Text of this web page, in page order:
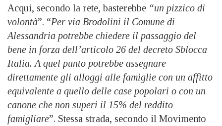
Acqui, secondo la rete, basterebbe “un pizzico di
volontà”. “Per via Brodolini il Comune di
Alessandria potrebbe chiedere il passaggio del
bene in forza dell’articolo 26 del decreto Sblocca
Italia. A quel punto potrebbe assegnare
direttamente gli alloggi alle famiglie con un affitto
equivalente a quello delle case popolari o con un
canone che non superi il 15% del reddito
famigliare”. Stessa strada, secondo il Movimento